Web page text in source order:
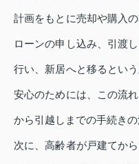
計画をもとに売却や購入
ローンの申し込み、引渡
行い、新居へと移るとい
安心のためには、この流
から引越しまでの手続きの
次に、高齢者が戸建てか